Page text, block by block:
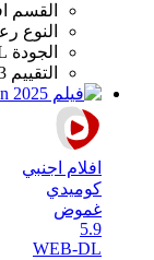
القسم
النوع
الجودة
التقييم
افلام اجنبي
كوميدي
غموض
5.9
WEB-DL